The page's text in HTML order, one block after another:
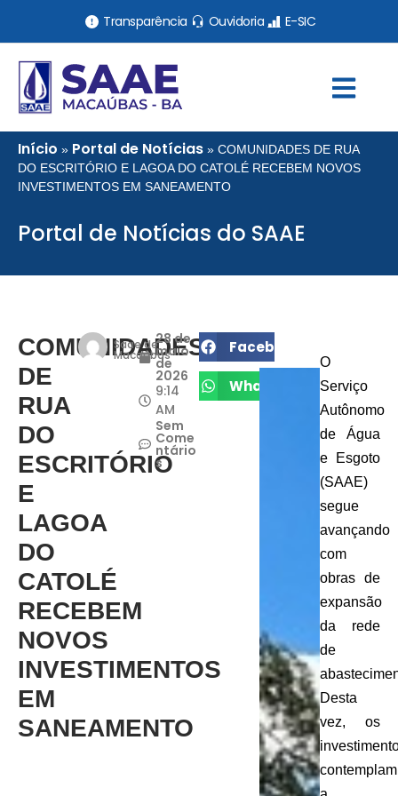
Transparência Ouvidoria E-SIC
Início » Portal de Notícias » COMUNIDADES DE RUA
DO ESCRITÓRIO E LAGOA DO CATOLÉ RECEBEM NOVOS
INVESTIMENTOS EM SANEAMENTO
Portal de Notícias do SAAE
COMUNIDADES
DE
RUA
DO
ESCRITÓRIO
E
LAGOA
DO
CATOLÉ
RECEBEM
NOVOS
INVESTIMENTOS
EM
SANEAMENTO
Saae de
Macaúbas
28 de
maio
de
2026
9:14
AM
Sem
Come
ntário
s
Facebook
WhatsApp
O
Serviço
Autônomo
de Água
e Esgoto
(SAAE)
segue
avançando
com
obras de
expansão
da rede
de
Desta
vez, os
contemplam